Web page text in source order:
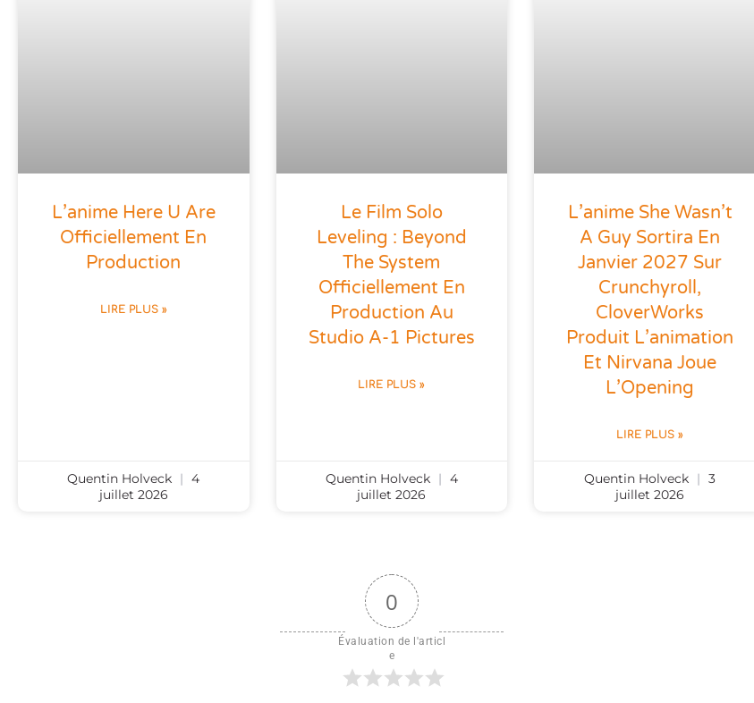
L’anime Here U Are
Officiellement En
Production
LIRE PLUS »
Quentin Holveck
4
juillet 2026
Le Film Solo
Leveling : Beyond
The System
Officiellement En
Production Au
Studio A-1 Pictures
LIRE PLUS »
Quentin Holveck
4
juillet 2026
L’anime She Wasn’t
A Guy Sortira En
Janvier 2027 Sur
Crunchyroll,
CloverWorks
Produit L’animation
Et Nirvana Joue
L’Opening
LIRE PLUS »
Quentin Holveck
3
juillet 2026
0
Évaluation de l'articl
e